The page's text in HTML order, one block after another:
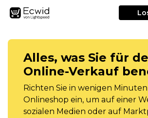
Alles, was Sie für
Online-Verkauf
Richten Sie in wenigen
Onlineshop ein, um auf einer
sozialen Medien oder auf